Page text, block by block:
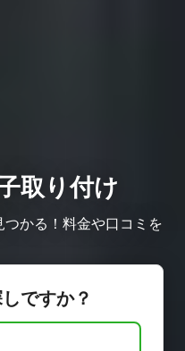
取り付け
かる！料金や口コミを
ですか？